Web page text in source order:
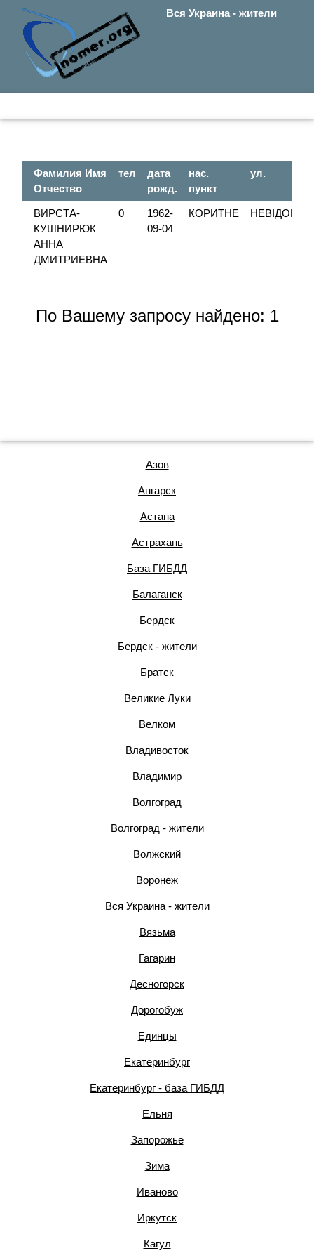
Вся Украина - жители
Фамилия Имя
Отчество
тел
дата
рожд.
нас.
пункт
ул.
ВИРСТА-
КУШНИРЮК
АННА
ДМИТРИЕВНА
0
1962-
09-04
КОРИТНЕ НЕВІДОМА
По Вашему запросу найдено: 1
Азов
Ангарск
Астана
Астрахань
База ГИБДД
Балаганск
Бердск
Бердск - жители
Братск
Великие Луки
Велком
Владивосток
Владимир
Волгоград
Волгоград - жители
Волжский
Воронеж
Вся Украина - жители
Вязьма
Гагарин
Десногорск
Дорогобуж
Единцы
Екатеринбург
Екатеринбург - база ГИБДД
Ельня
Запорожье
Зима
Иваново
Иркутск
Кагул